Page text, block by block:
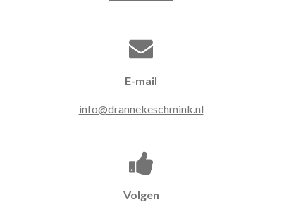
E-mail
info@drannekeschmink.nl
Volgen